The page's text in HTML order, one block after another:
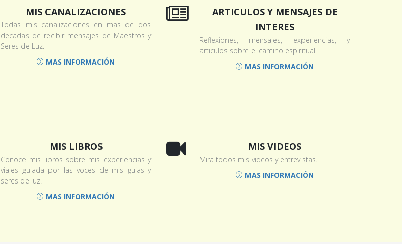
MIS CANALIZACIONES
Todas mis canalizaciones en mas de dos
decadas de recibir mensajes de Maestros y
Seres de Luz.
MAS INFORMACIÓN
ARTICULOS Y MENSAJES DE
INTERES
Reflexiones, mensajes, experiencias, y
articulos sobre el camino espiritual.
MAS INFORMACIÓN
MIS LIBROS
Conoce mis libros sobre mis experiencias y
viajes guiada por las voces de mis guias y
seres de luz.
MAS INFORMACIÓN
MIS VIDEOS
Mira todos mis videos y entrevistas.
MAS INFORMACIÓN